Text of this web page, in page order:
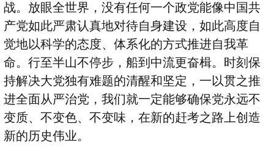
战。放眼全世界，没有任何一个政党能像中国共
产党如此严肃认真地对待自身建设，如此高度自
觉地以科学的态度、体系化的方式推进自我革
命。行至半山不停步，船到中流更奋楫。时刻保
持解决大党独有难题的清醒和坚定，一以贯之推
进全面从严治党，我们就一定能够确保党永远不
变质、不变色、不变味，在新的赶考之路上创造
新的历史伟业。